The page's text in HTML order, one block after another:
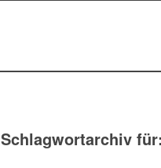
Schlagwortarchiv für: